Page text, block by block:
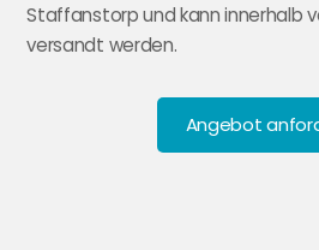
Staffanstorp und kann innerhalb
versandt werden.
Angebot